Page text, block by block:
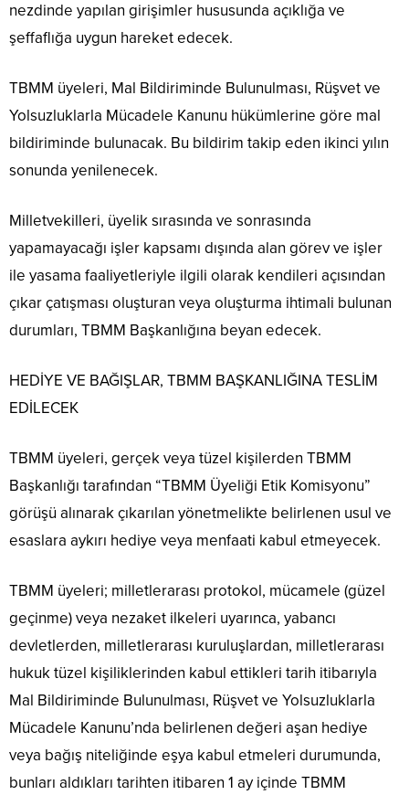
nezdinde yapılan girişimler hususunda açıklığa ve
şeffaflığa uygun hareket edecek.
TBMM üyeleri, Mal Bildiriminde Bulunulması, Rüşvet ve
Yolsuzluklarla Mücadele Kanunu hükümlerine göre mal
bildiriminde bulunacak. Bu bildirim takip eden ikinci yılın
sonunda yenilenecek.
Milletvekilleri, üyelik sırasında ve sonrasında
yapamayacağı işler kapsamı dışında alan görev ve işler
ile yasama faaliyetleriyle ilgili olarak kendileri açısından
çıkar çatışması oluşturan veya oluşturma ihtimali bulunan
durumları, TBMM Başkanlığına beyan edecek.
HEDİYE VE BAĞIŞLAR, TBMM BAŞKANLIĞINA TESLİM
EDİLECEK
TBMM üyeleri, gerçek veya tüzel kişilerden TBMM
Başkanlığı tarafından “TBMM Üyeliği Etik Komisyonu”
görüşü alınarak çıkarılan yönetmelikte belirlenen usul ve
esaslara aykırı hediye veya menfaati kabul etmeyecek.
TBMM üyeleri; milletlerarası protokol, mücamele (güzel
geçinme) veya nezaket ilkeleri uyarınca, yabancı
devletlerden, milletlerarası kuruluşlardan, milletlerarası
hukuk tüzel kişiliklerinden kabul ettikleri tarih itibarıyla
Mal Bildiriminde Bulunulması, Rüşvet ve Yolsuzluklarla
Mücadele Kanunu’nda belirlenen değeri aşan hediye
veya bağış niteliğinde eşya kabul etmeleri durumunda,
bunları aldıkları tarihten itibaren 1 ay içinde TBMM